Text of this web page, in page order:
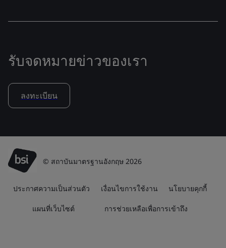
รับจดหมายข่าวของเรา
ลงทะเบียน
© สถาบันมาตรฐานอังกฤษ 2026
ประกาศความเป็นส่วนตัว เงื่อนไขการใช้งาน นโยบายคุกกี้
แผนที่เว็บไซต์ การช่วยเหลือเพื่อการเข้าถึง